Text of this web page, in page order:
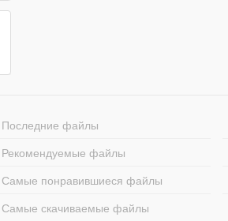
Последние файлы
Рекомендуемые файлы
Самые понравившиеся файлы
Самые скачиваемые файлы